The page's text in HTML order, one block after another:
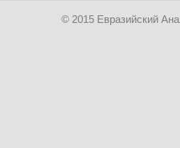
© 2015 Евразийский